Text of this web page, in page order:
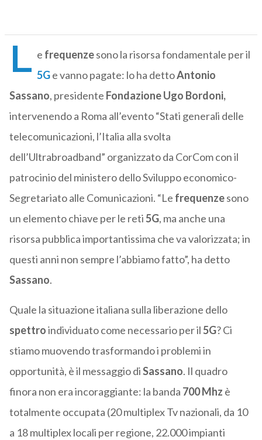
L e frequenzesono la risorsa fondamentale per il
5Ge vanno pagate: lo ha dettoAntonio
Sassano, presidente Fondazione Ugo Bordoni,
intervenendo a Roma all’evento “Stati generali delle
telecomunicazioni, l’Italia alla svolta
dell’Ultrabroadband” organizzato da CorCom con il
patrocinio del ministero dello Sviluppo economico-
Segretariato alle Comunicazioni. “Le frequenzesono
un elemento chiave per le reti5G, ma anche una
risorsa pubblica importantissima che va valorizzata; in
questi anni non sempre l’abbiamo fatto”, ha detto
Sassano.
Quale la situazione italiana sulla liberazione dello
spettroindividuato come necessario per il5G? Ci
stiamo muovendo trasformando i problemi in
opportunità, è il messaggio diSassano. Il quadro
finora non era incoraggiante: la banda 700 Mhz è
totalmente occupata (20 multiplex Tv nazionali, da 10
a 18 multiplex locali per regione, 22.000 impianti